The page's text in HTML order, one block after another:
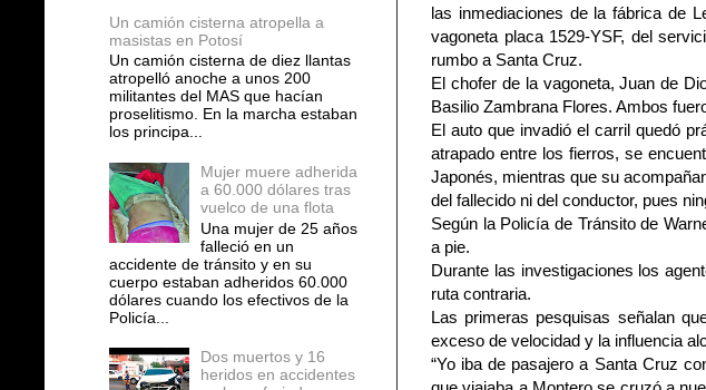
las inmediaciones de la fábrica de
vagoneta placa 1529-YSF, del
rumbo a Santa Cruz.
El chofer de la vagoneta, Juan de
Basilio Zambrana Flores. Ambos
El auto que invadió el carril quedó
atrapado entre los fierros, se
Japonés, mientras que su
del fallecido ni del conductor, pues
Según la Policía de Tránsito de
a pie.
Durante las investigaciones los
ruta contraria.
Las primeras pesquisas señalan
exceso de velocidad y la influencia
“Yo iba de pasajero a Santa Cruz
Un camión cisterna atropella a
masistas en Potosí
Un camión cisterna de diez llantas
atropelló anoche a unos 200
militantes del MAS que hacían
proselitismo. En la marcha estaban
los principa...
Mujer muere adherida
a 60.000 dólares tras
vuelco de una flota
Una mujer de 25 años
falleció en un
accidente de tránsito y en su
cuerpo estaban adheridos 60.000
dólares cuando los efectivos de la
Policía...
Dos muertos y 16
heridos en accidentes